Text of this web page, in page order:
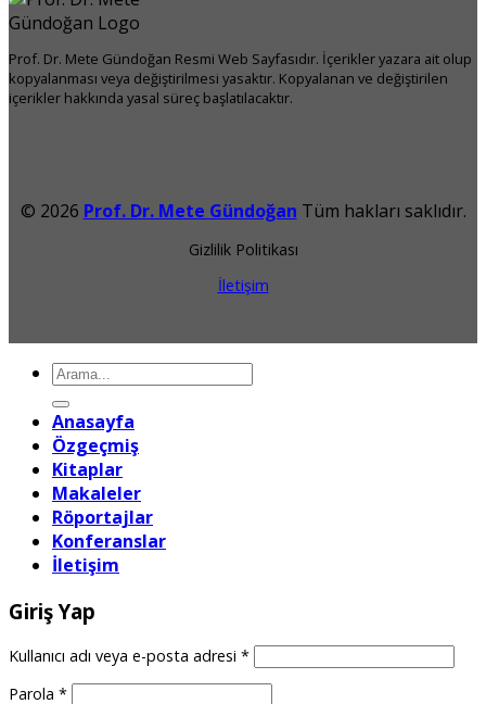
Prof. Dr. Mete Gündoğan Resmi Web Sayfasıdır. İçerikler yazara ait olup
kopyalanması veya değiştirilmesi yasaktır. Kopyalanan ve değiştirilen
içerikler hakkında yasal süreç başlatılacaktır.
© 2026 Prof. Dr. Mete Gündoğan Tüm hakları saklıdır.
Gizlilik Politikası
İletişim
Ara:
Anasayfa
Özgeçmiş
Kitaplar
Makaleler
Röportajlar
Konferanslar
İletişim
Giriş Yap
Kullanıcı adı veya e-posta adresi *Gerekli
Parola *Gerekli